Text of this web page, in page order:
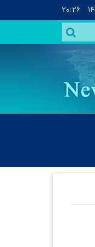
۲۰:۲۶